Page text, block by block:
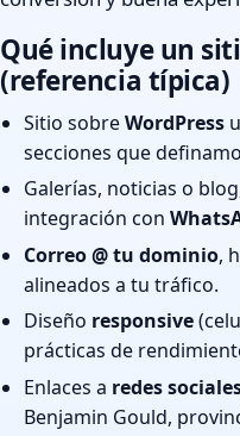
Qué incluye un
(referencia típica)
Sitio sobreWordPress
secciones que
Galerías, noticias o
integración con
Correo @ tu dominio,
alineados a tu tráfico.
Diseño responsive
prácticas de
Enlaces a redes
Benjamin Gould,